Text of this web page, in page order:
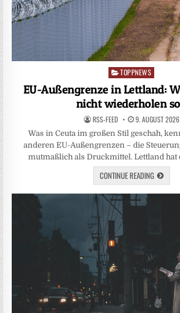
Posted
in
TOPPNEWS
EU-Außengrenze in Lettland:
nicht wiederholen
RSS-FEED 9. AUGUST 2026
Was in Ceuta im großen Stil geschah,
anderen EU-Außengrenzen – die
mutmaßlich als Druckmittel. Lettland hat
CONTINUE READING